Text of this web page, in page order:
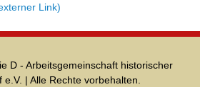
Link)
D - Arbeitsgemeinschaft historischer
e.V. | Alle Rechte vorbehalten.